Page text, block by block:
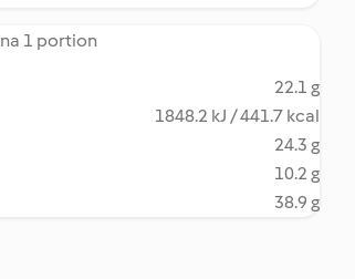
na 1 portion
22.1 g
1848.2 kJ / 441.7 kcal
24.3 g
10.2 g
38.9 g